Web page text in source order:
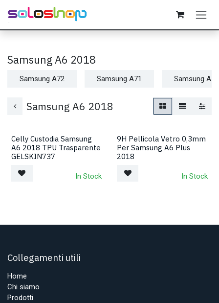
Passa al contenuto
Samsung A6 2018
Samsung A72 Samsung A71 Samsung
Samsung A6 2018
Celly Custodia Samsung
A6 2018 TPU Trasparente
GELSKIN737
In Stock
9H Pellicola Vetro 0,3mm
Per Samsung A6 Plus
2018
In Stock
Collegamenti utili
Home
Chi siamo
Prodotti